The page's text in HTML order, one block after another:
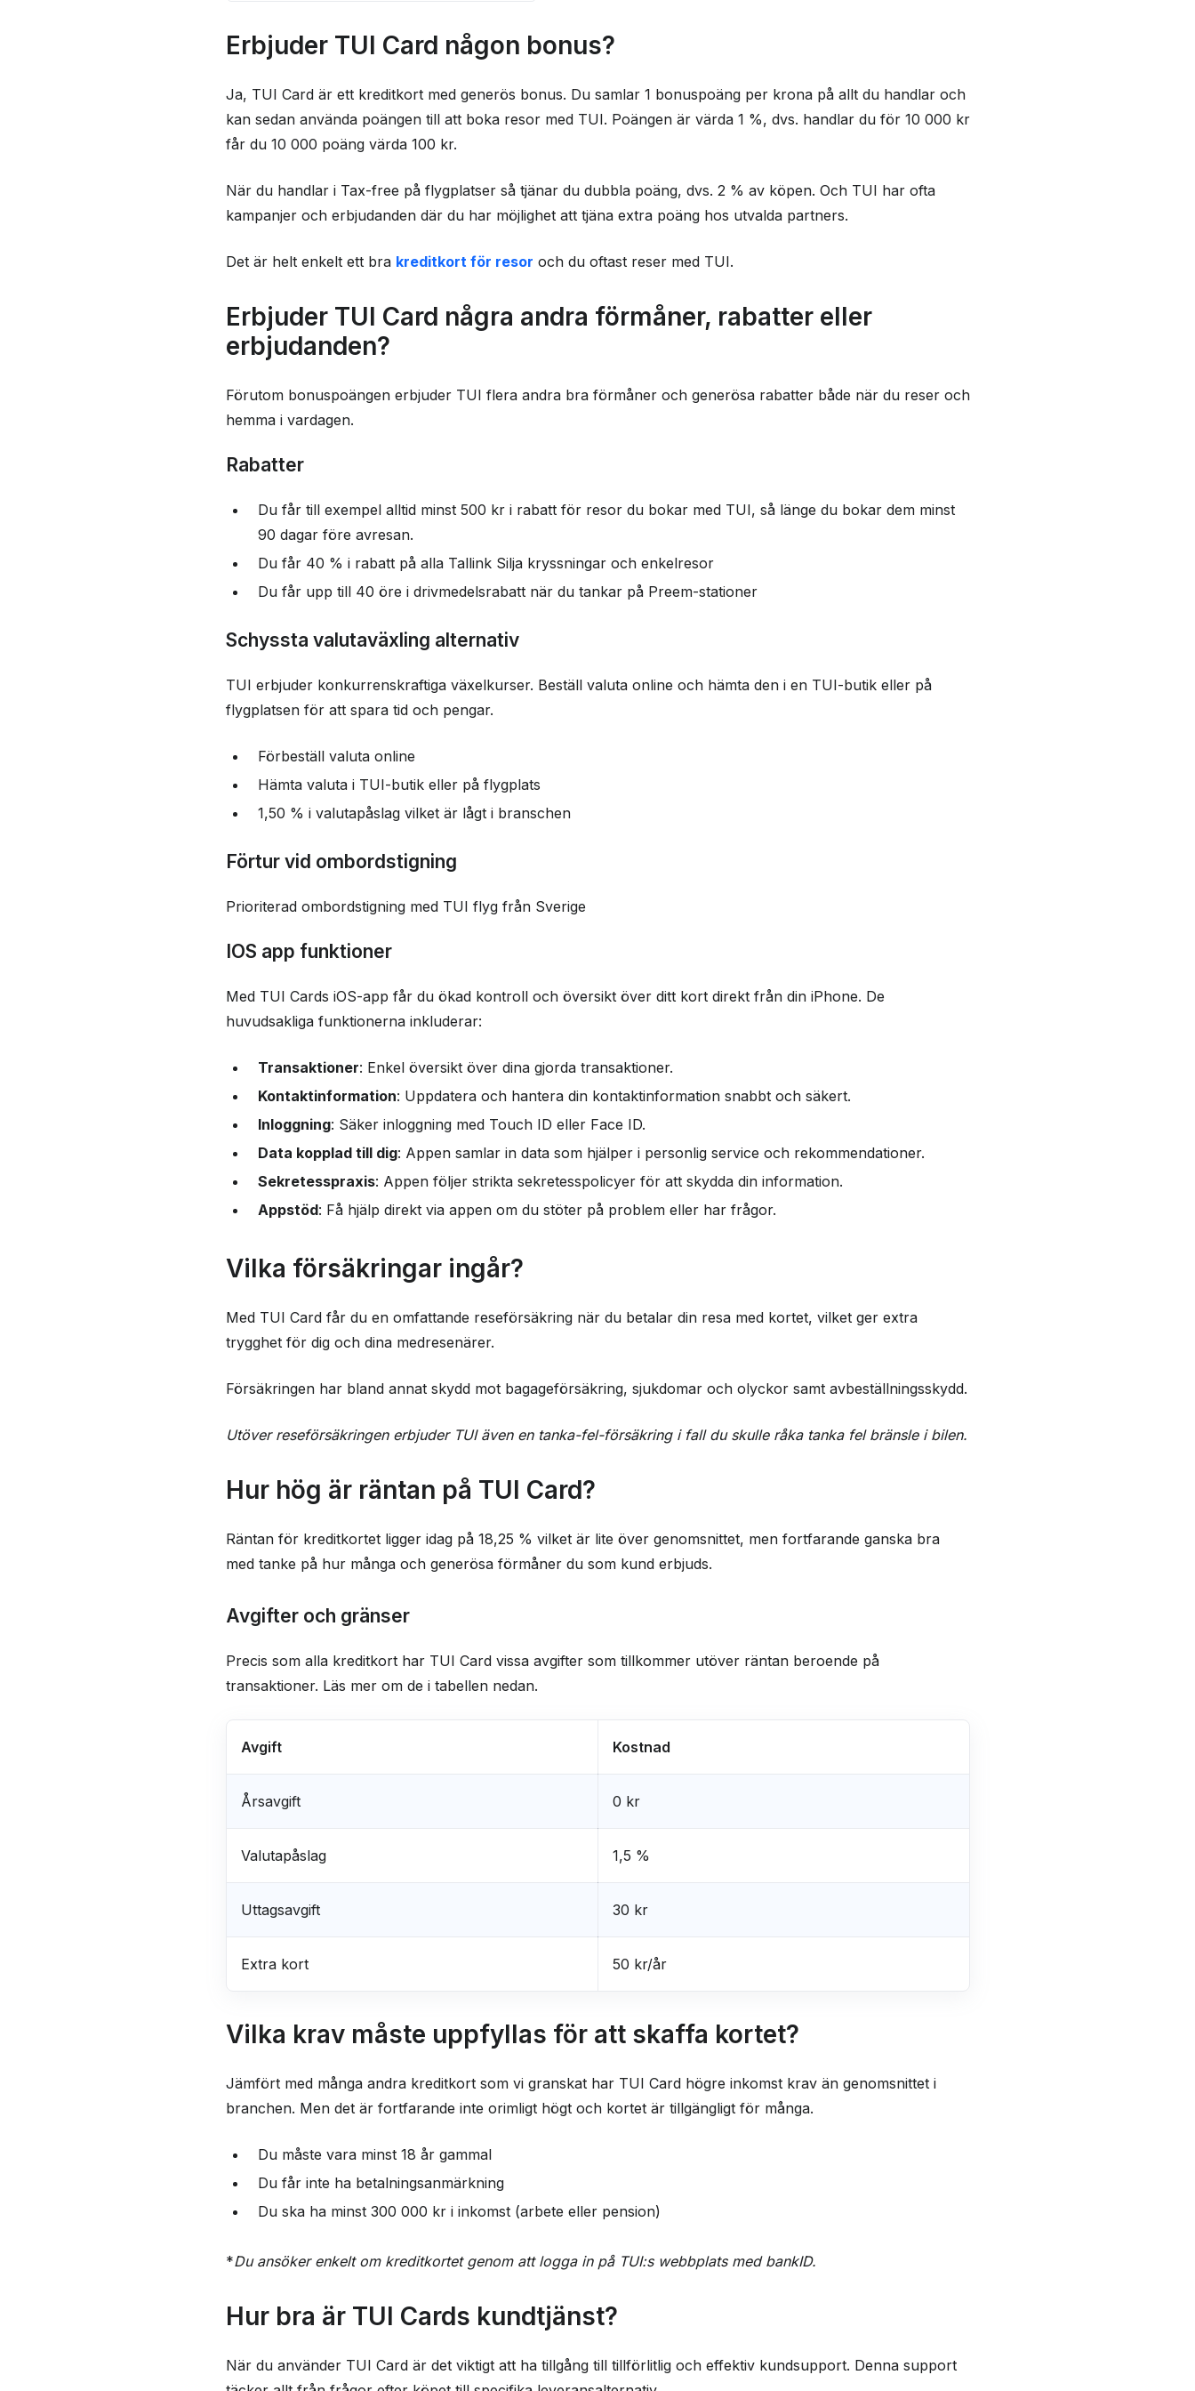
Erbjuder TUI Card någon bonus?
Erbjuder TUI Card några andra
förmåner, rabatter eller erbjudanden?
Vilka försäkringar ingår?
Hur hög är räntan på TUI Card?
Vilka krav måste uppfyllas för att
skaffa kortet?
Användares betyg av kortet
Frågor och svar
Kontaktinformasjon
Erbjuder TUI Card någon bonus?
Ja, TUI Card är ett kreditkort med generös bonus. Du samlar 1 bonuspoäng per krona på allt du handlar och
kan sedan använda poängen till att boka resor med TUI. Poängen är värda 1 %, dvs. handlar du för 10 000 kr
får du 10 000 poäng värda 100 kr.
När du handlar i Tax-free på flygplatser så tjänar du dubbla poäng, dvs. 2 % av köpen. Och TUI har ofta
kampanjer och erbjudanden där du har möjlighet att tjäna extra poäng hos utvalda partners.
Det är helt enkelt ett bra kreditkort för resor och du oftast reser med TUI.
Erbjuder TUI Card några andra förmåner, rabatter eller
erbjudanden?
Förutom bonuspoängen erbjuder TUI flera andra bra förmåner och generösa rabatter både när du reser och
hemma i vardagen.
Rabatter
Du får till exempel alltid minst 500 kr i rabatt för resor du bokar med TUI, så länge du bokar dem minst
90 dagar före avresan.
Du får 40 % i rabatt på alla Tallink Silja kryssningar och enkelresor
Du får upp till 40 öre i drivmedelsrabatt när du tankar på Preem-stationer
Schyssta valutaväxling alternativ
TUI erbjuder konkurrenskraftiga växelkurser. Beställ valuta online och hämta den i en TUI-butik eller på
flygplatsen för att spara tid och pengar.
Förbeställ valuta online
Hämta valuta i TUI-butik eller på flygplats
1,50 % i valutapåslag vilket är lågt i branschen
Förtur vid ombordstigning
Prioriterad ombordstigning med TUI flyg från Sverige
IOS app funktioner
Med TUI Cards iOS-app får du ökad kontroll och översikt över ditt kort direkt från din iPhone. De
huvudsakliga funktionerna inkluderar:
Transaktioner: Enkel översikt över dina gjorda transaktioner.
Kontaktinformation: Uppdatera och hantera din kontaktinformation snabbt och säkert.
Inloggning: Säker inloggning med Touch ID eller Face ID.
Data kopplad till dig: Appen samlar in data som hjälper i personlig service och rekommendationer.
Sekretesspraxis: Appen följer strikta sekretesspolicyer för att skydda din information.
Appstöd: Få hjälp direkt via appen om du stöter på problem eller har frågor.
Vilka försäkringar ingår?
Med TUI Card får du en omfattande reseförsäkring när du betalar din resa med kortet, vilket ger extra
trygghet för dig och dina medresenärer.
Försäkringen har bland annat skydd mot bagageförsäkring, sjukdomar och olyckor samt avbeställningsskydd.
Utöver reseförsäkringen erbjuder TUI även en tanka-fel-försäkring i fall du skulle råka tanka fel bränsle i bilen.
Hur hög är räntan på TUI Card?
Räntan för kreditkortet ligger idag på 18,25 % vilket är lite över genomsnittet, men fortfarande ganska bra
med tanke på hur många och generösa förmåner du som kund erbjuds.
Avgifter och gränser
Precis som alla kreditkort har TUI Card vissa avgifter som tillkommer utöver räntan beroende på
transaktioner. Läs mer om de i tabellen nedan.
Avgift Kostnad
Årsavgift 0 kr
Valutapåslag 1,5 %
Uttagsavgift 30 kr
Extra kort 50 kr/år
Vilka krav måste uppfyllas för att skaffa kortet?
Jämfört med många andra kreditkort som vi granskat har TUI Card högre inkomst krav än genomsnittet i
branchen. Men det är fortfarande inte orimligt högt och kortet är tillgängligt för många.
Du måste vara minst 18 år gammal
Du får inte ha betalningsanmärkning
Du ska ha minst 300 000 kr i inkomst (arbete eller pension)
*Du ansöker enkelt om kreditkortet genom att logga in på TUI:s webbplats med bankID.
Hur bra är TUI Cards kundtjänst?
När du använder TUI Card är det viktigt att ha tillgång till tillförlitlig och effektiv kundsupport. Denna support